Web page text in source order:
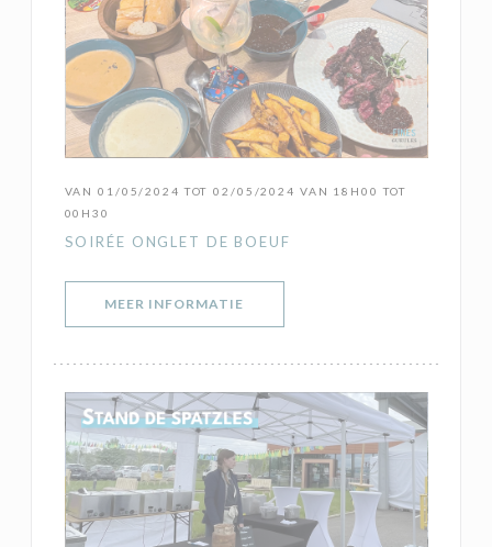
VAN 01/05/2024 TOT 02/05/2024 VAN 18H00 TOT
00H30
SOIRÉE ONGLET DE BOEUF
MEER INFORMATIE